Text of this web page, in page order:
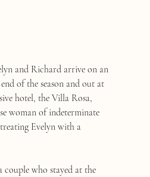
and Richard arrive on an
of the season and out at
hotel, the Villa Rosa,
woman of indeterminate
Evelyn with a
couple who stayed at the